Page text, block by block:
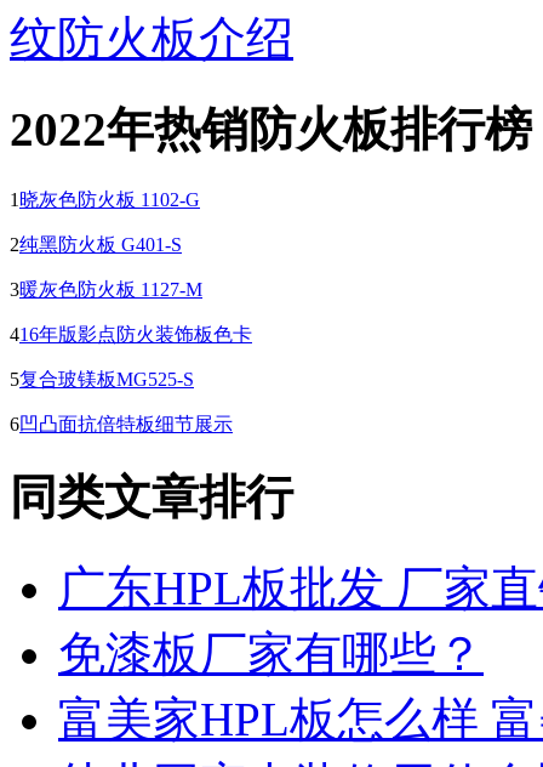
纹防火板介绍
2022年热销防火板排行榜
1 晓灰色防火板 1102-G
2纯黑防火板 G401-S
3暖灰色防火板 1127-M
416年版影点防火装饰板色卡
5复合玻镁板MG525-S
6凹凸面抗倍特板细节展示
同类文章排行
广东HPL板批发 厂家
免漆板厂家有哪些？
富美家HPL板怎么样